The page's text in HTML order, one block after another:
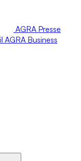
AGRA Presse
AGRA Business